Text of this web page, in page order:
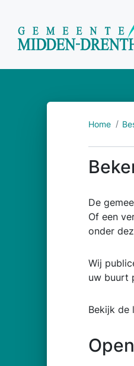
Home
De
Of een
onder
Wij
uw buurt
Bekijk de